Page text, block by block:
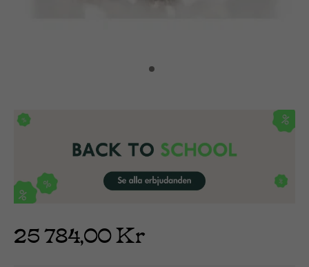
25 784,00 Kr